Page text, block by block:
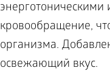
кровообращение,
организма.
освежающий вкус.